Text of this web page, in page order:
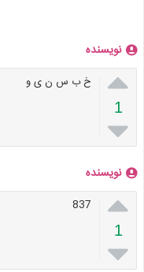
نویسنده

1

خ ب س ن ی و
نویسنده

1

837